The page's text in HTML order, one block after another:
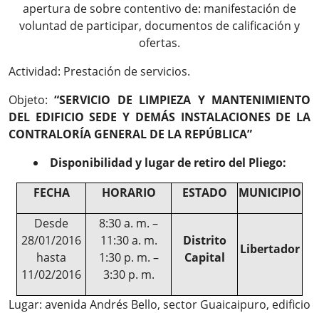
apertura de sobre contentivo de: manifestación de
voluntad de participar, documentos de calificación y
ofertas.
Actividad: Prestación de servicios.
Objeto:“SERVICIO DE LIMPIEZA Y MANTENIMIENTO
DEL EDIFICIO SEDE Y DEMÁS INSTALACIONES DE LA
CONTRALORÍA GENERAL DE LA REPÚBLICA”
Disponibilidad y lugar de retiro del Pliego:
FECHA
HORARIO ESTADO
MUNICIPIO
Desde
28/01/2016
hasta
11/02/2016
8:30 a. m. –
11:30 a. m.
1:30 p. m. –
3:30 p. m.
Distrito
Capital
Libertador
Lugar: avenida Andrés Bello, sector Guaicaipuro, edificio